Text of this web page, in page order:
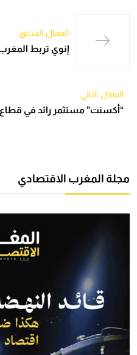
المقال السابق
إنوي تربط
المقال التالي
“أكسنت” مستثمر رائد في قطاع
مجلة المغرب الاقتصادي